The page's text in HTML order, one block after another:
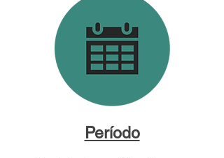
Período